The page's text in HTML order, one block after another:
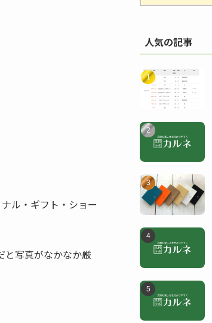
ル・ギフト・ショー
と写真がなかなか厳
人気の記事